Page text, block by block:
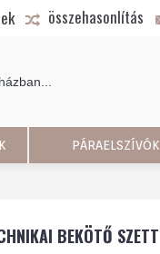
összehasonlítás
PÁRAELSZÍVÓK
BEKÖTŐ SZETT